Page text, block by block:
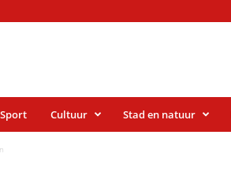
Sport Cultuur Stad en natuur